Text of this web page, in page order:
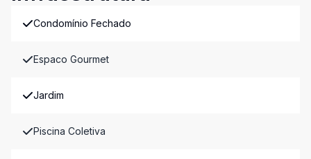
Condomínio Fechado
Espaco Gourmet
Jardim
Piscina Coletiva